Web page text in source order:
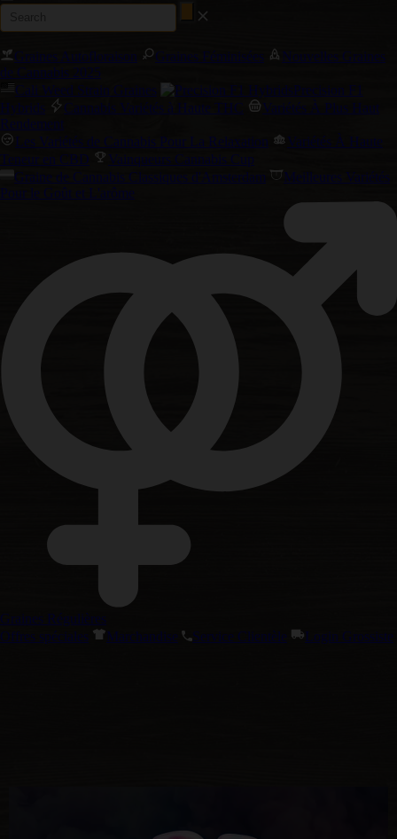
Graines Autofloraison Graines Féminisées
Nouvelles Graines
de Cannabis 2025
Cali Weed Strain Graines
Precision F1
Hybrids
Cannabis Variétés à Haute THC
Variétés À Plus Haut
Rendement
Les Variétés de Cannabis Pour La Relaxation
Variétés À Haute
Teneur en CBD
Vainqueurs Cannabis Cup
Graine de Cannabis Classiques d'Amsterdam
Meilleures Variétés
Pour le Goût et L'arôme
Graines Régulières
Offres spéciales
Marchandise Service Clientèle Login Grossiste